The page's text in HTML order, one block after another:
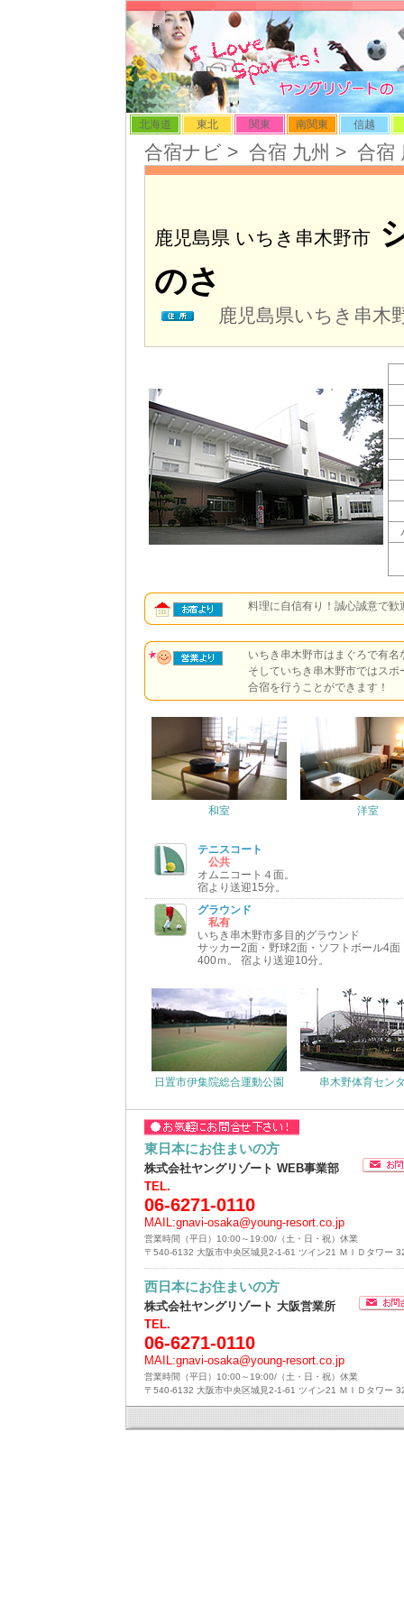
北海道 東北 関東 南関東 信越
合宿ナビ > 合宿 九州 > 合宿
鹿児島県 いちき串木野市
のさ
鹿児島県いちき串
料理に自信有り！誠心誠意で歓
いちき串木野市はまぐろで有
そしていちき串木野市ではス
合宿を行うことができます！
和室 洋室
テニスコート
公共
オムニコート４面。
宿より送迎15分。
グラウンド
私有
いちき串木野市多目的グラウンド
サッカー2面・野球2面・ソフトボール4面
400ｍ。 宿より送迎10分。
日置市伊集院総合運動公園 串木野体育セン
東日本にお住まいの方
株式会社ヤングリゾート WEB事業部
TEL.
06-6271-0110
MAIL:gnavi-osaka@young-resort.co.jp
営業時間（平日）10:00～19:00/（土・日・祝）休業
〒540-6132 大阪市中央区城見2-1-61 ツイン21 ＭＩＤタワー
西日本にお住まいの方
株式会社ヤングリゾート 大阪営業所
TEL.
06-6271-0110
MAIL:gnavi-osaka@young-resort.co.jp
営業時間（平日）10:00～19:00/（土・日・祝）休業
〒540-6132 大阪市中央区城見2-1-61 ツイン21 ＭＩＤタワー